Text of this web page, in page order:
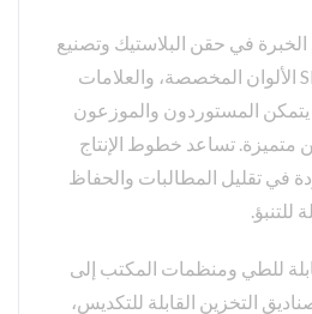
عامًا من الخبرة في حقن البلاستيك وتصنيع
المعادن، تدعم SHUTER الألوان المخصصة، والعلامات
يتمكن المستوردون والموزعون
متميزة. تساعد خطوط الإنتاج
في تقليل المطالبات والحفاظ
للتنبؤ.
للطي ومنظمات المكتب إلى
التخزين القابلة للتكديس،